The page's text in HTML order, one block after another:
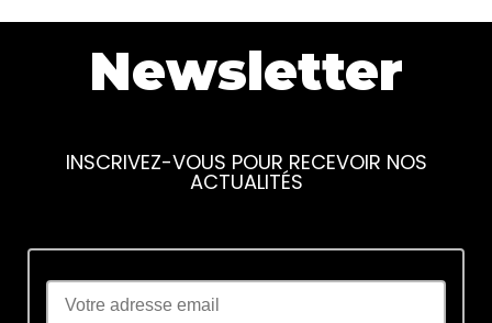
Newsletter
INSCRIVEZ-VOUS POUR RECEVOIR NOS
ACTUALITÉS